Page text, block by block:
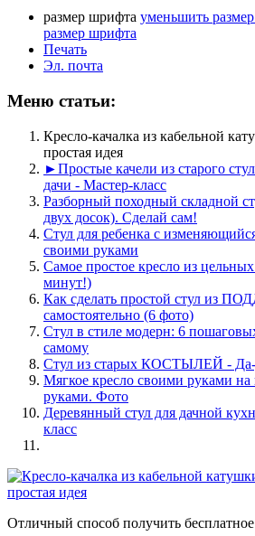
размер шрифта уменьшить
размер шрифта
Печать
Эл. почта
Меню статьи:
Кресло-качалка из кабельной
простая идея
►Простые качели из старого
дачи - Мастер-класс
Разборный походный складной
двух досок). Сделай сам!
Стул для ребенка с
своими руками
Самое простое кресло из
минут!)
Как сделать простой стул из
самостоятельно (6 фото)
Стул в стиле модерн: 6
самому
Стул из старых КОСТЫЛЕЙ - Да-
Мягкое кресло своими руками на
руками. Фото
Деревянный стул для дачной
класс
Отличный способ получить бесплатное